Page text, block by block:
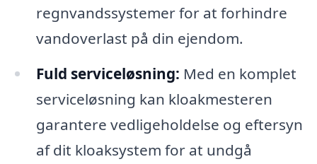
regnvandssystemer for at forhindre
vandoverlast på din ejendom.
Fuld serviceløsning: Med en komplet
serviceløsning kan kloakmesteren
garantere vedligeholdelse og eftersyn
af dit kloaksystem for at undgå